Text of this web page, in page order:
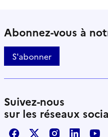
Abonnez-vous à
S'abonner
Suivez-nous
sur les réseaux
FacebookX / TwitterInstagram
LinkedIn